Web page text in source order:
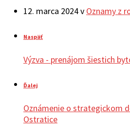
12. marca 2024v Oznamy z
Naspäť
Výzva - prenájom šiestich
Ďalej
Oznámenie o strategickom
Ostratice